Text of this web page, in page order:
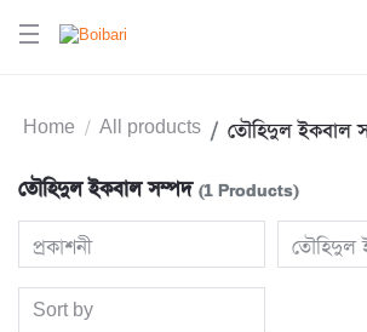
Home All products তৌহিদুল ইকবাল
তৌহিদুল ইকবাল সম্পদ (1 Products)
প্রকাশনী তৌহিদুল
Sort by